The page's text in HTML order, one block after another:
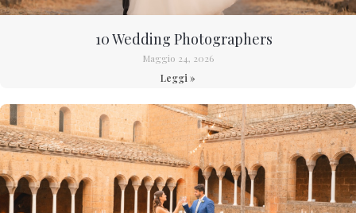
10 Wedding Photographers
Maggio 24, 2026
Leggi »